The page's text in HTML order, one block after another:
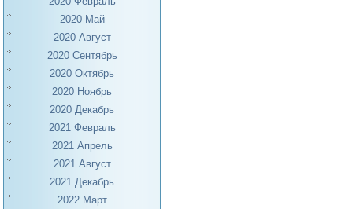
2020 Май
2020 Август
2020 Сентябрь
2020 Октябрь
2020 Ноябрь
2020 Декабрь
2021 Февраль
2021 Апрель
2021 Август
2021 Декабрь
2022 Март